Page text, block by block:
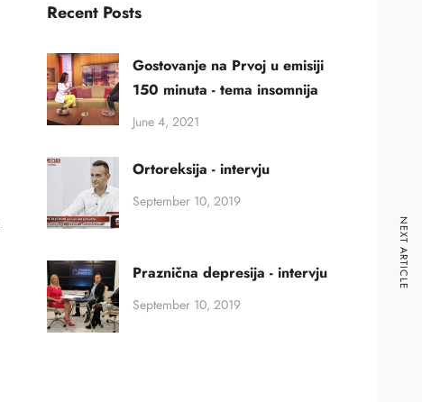
NEXT ARTICLE
Recent Posts
Gostovanje na Prvoj u emisiji
150 minuta - tema insomnija
June 4, 2021
Ortoreksija - intervju
September 10, 2019
Praznična depresija - intervju
September 10, 2019